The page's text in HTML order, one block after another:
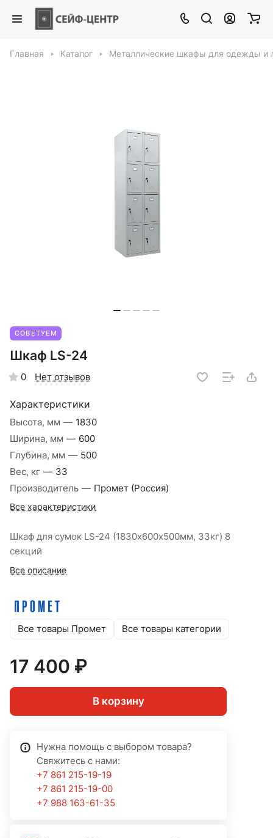
Главная Каталог Металлические шкафы для одежды и
СОВЕТУЕМ
Шкаф LS-24
0 Нет отзывов
Характеристики
Высота, мм — 1830
Ширина, мм — 600
Глубина, мм — 500
Вес, кг — 33
Производитель — Промет (Россия)
Все характеристики
Шкаф для сумок LS-24 (1830х600х500мм, 33кг) 8
секций
Все описание
Все товары Промет Все товары категории
17 400 ₽
В корзину
Нужна помощь с выбором товара?
Свяжитесь с нами:
+7 861 215-19-19
+7 861 215-19-00
+7 988 163-61-35